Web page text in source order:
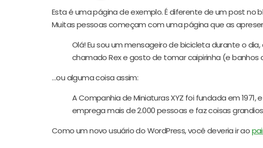
Esta é uma página de exemplo. É diferente de um post
Muitas pessoas começam com uma página que as
Olá! Eu sou um mensageiro de bicicleta durante o
chamado Rex e gosto de tomar caipirinha (e banhos
…ou alguma coisa assim:
A Companhia de Miniaturas XYZ foi fundada em
emprega mais de 2.000 pessoas e faz coisas
Como um novo usuário do WordPress, você deveria ir ao